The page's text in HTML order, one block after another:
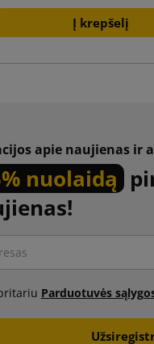
Į krepšelį
apie naujienas ir
nuolaidą
Parduotuvės